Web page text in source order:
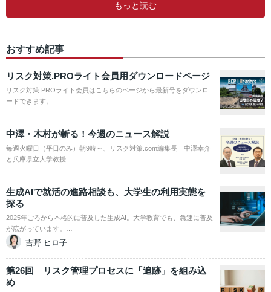
もっと読む
おすすめ記事
リスク対策.PROライト会員用ダウンロードページ
リスク対策.PROライト会員はこちらのページから最新号をダウンロ
ードできます。
中澤・木村が斬る！今週のニュース解説
毎週火曜日（平日のみ）朝9時～、リスク対策.com編集長 中澤幸介
と兵庫県立大学教授…
生成AIで就活の進路相談も、大学生の利用実態を
探る
2025年ごろから本格的に普及した生成AI。大学教育でも、急速に普及
が広がっています。…
吉野 ヒロ子
第26回 リスク管理プロセスに「追跡」を組み込
め